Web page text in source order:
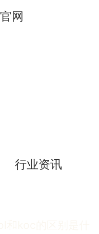
行业资讯